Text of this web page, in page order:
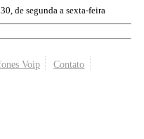
de segunda a sexta-feira
Voip
Contato